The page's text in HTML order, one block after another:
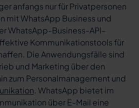
anfangs nur für Privatpersonen
mit WhatsApp Business und
WhatsApp-Business-API-
Kommunikationstools für
Die Anwendungsfälle sind
und Marketing über den
zum Personalmanagement und
. WhatsApp bietet im
über E-Mail eine